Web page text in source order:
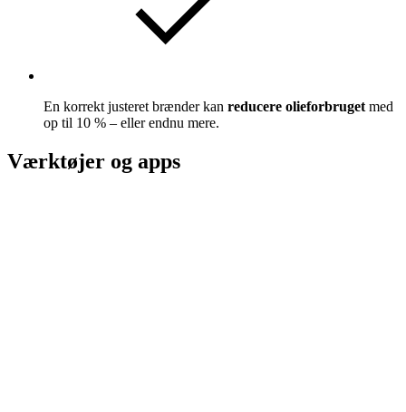
En korrekt justeret brænder kan reducere olieforbruget med
op til 10 % – eller endnu mere.
Værktøjer og apps